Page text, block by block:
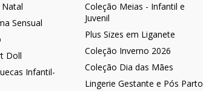
Sensual
Doll
Infantil-
Coleção Meias - Infantil e
Juvenil
Plus Sizes em Liganete
Coleção Inverno 2026
Coleção Dia das Mães
Lingerie Gestante e Pós Parto